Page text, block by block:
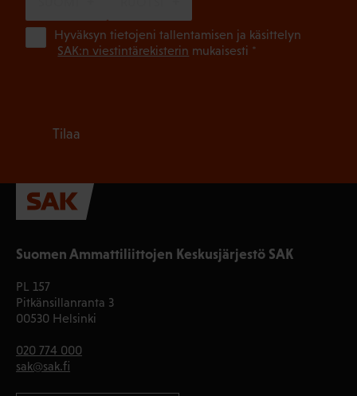
Suomen Ammattiliittojen Keskusjärjestö SAK
PL 157
Pitkänsillanranta 3
00530 Helsinki
020 774 000
sak@sak.fi
Hyväksyn tietojeni tallentamisen ja käsittelyn
SAK:n viestintärekisterin mukaisesti *
Tilaa